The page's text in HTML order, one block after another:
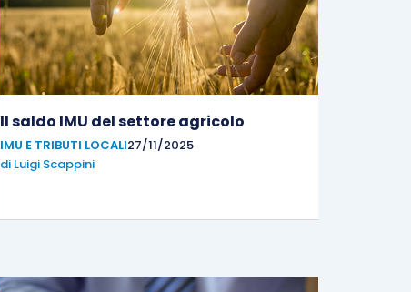
Il saldo IMU del settore agricolo
IMU E TRIBUTI LOCALI27/11/2025
di Luigi Scappini